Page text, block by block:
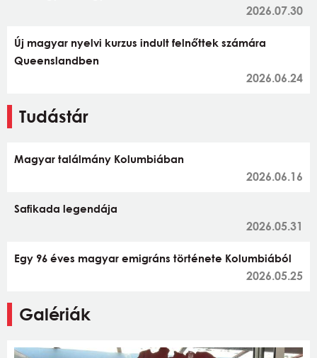
2026.07.30
Új magyar nyelvi kurzus indult felnőttek számára
Queenslandben
2026.06.24
Tudástár
Magyar találmány Kolumbiában
2026.06.16
Safikada legendája
2026.05.31
Egy 96 éves magyar emigráns története Kolumbiából
2026.05.25
Galériák